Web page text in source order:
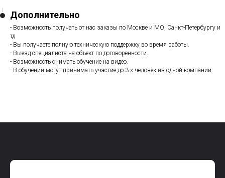
Дополнительно
- Возможность получать от нас заказы по Москве и МО, Санкт-Петербургу и
тд.
- Вы получаете полную техническую поддержку во время работы.
- Выезд специалиста на объект по договоренности.
- Возможность снимать обучение на видео.
- В обучении могут принимать участие до 3-х человек из одной компании.